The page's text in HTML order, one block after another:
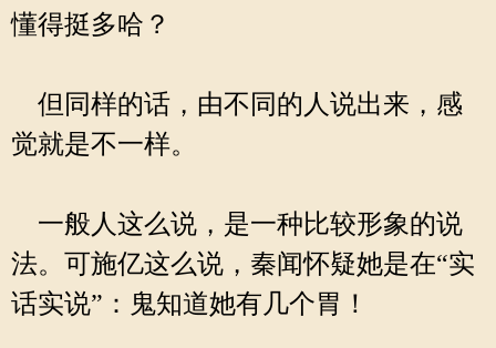
懂得挺多哈？
但同样的话，由不同的人说出来，感
觉就是不一样。
一般人这么说，是一种比较形象的说
法。可施亿这么说，秦闻怀疑她是在“实
话实说”：鬼知道她有几个胃！